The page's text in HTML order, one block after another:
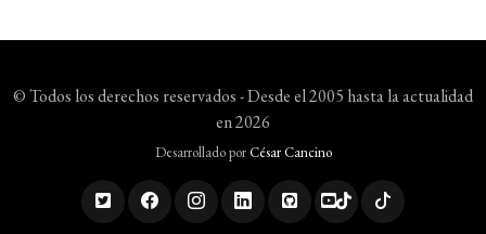
© Todos los derechos reservados - Desde el 2005 hasta la actualidad
en 2026
Desarrollado porCésar Cancino